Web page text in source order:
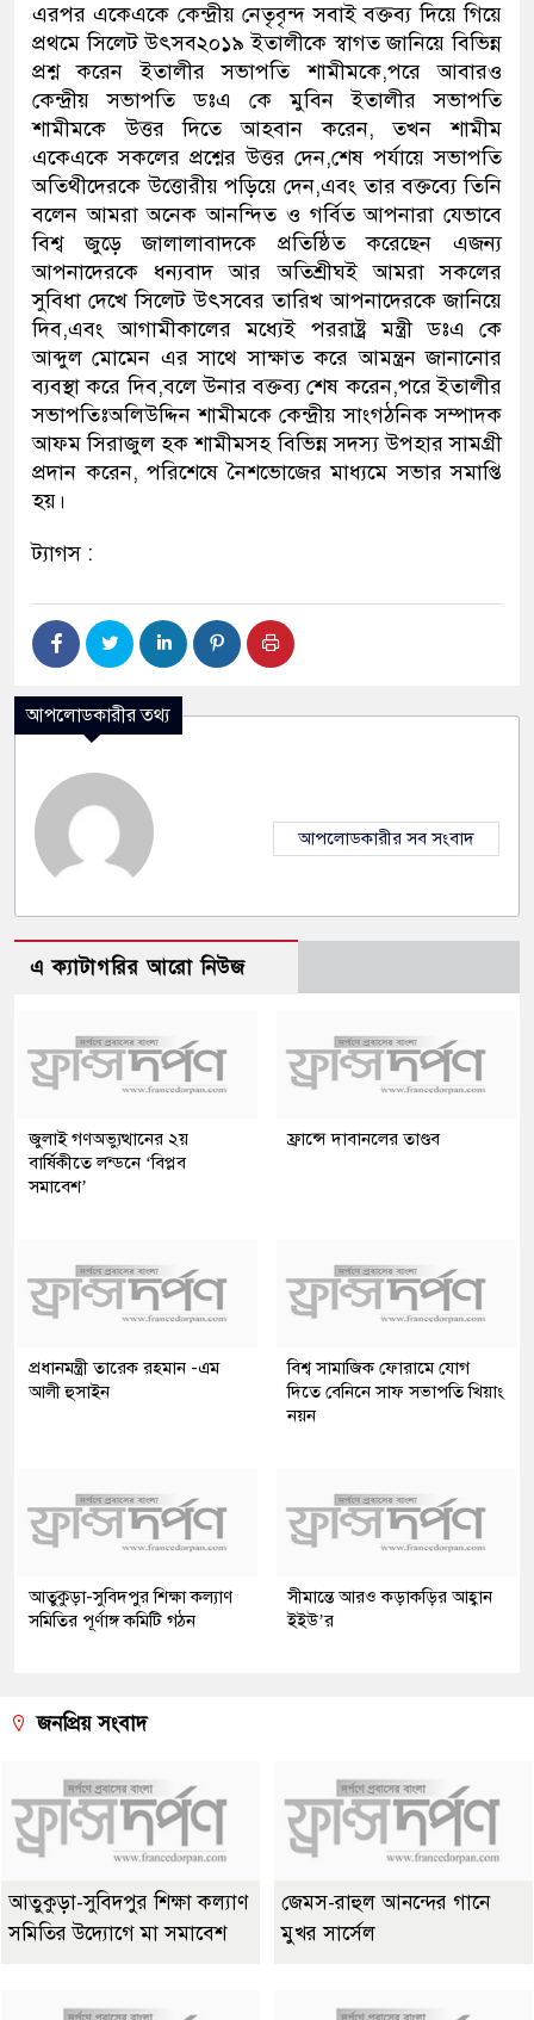
এরপর একেএকে কেন্দ্রীয় নেতৃবৃন্দ সবাই বক্তব্য দিয়ে গিয়ে
প্রথমে সিলেট উৎসব২০১৯ ইতালীকে স্বাগত জানিয়ে বিভিন্ন
প্রশ্ন করেন ইতালীর সভাপতি শামীমকে,পরে আবারও
কেন্দ্রীয় সভাপতি ডঃএ কে মুবিন ইতালীর সভাপতি
শামীমকে উত্তর দিতে আহবান করেন, তখন শামীম
একেএকে সকলের প্রশ্নের উত্তর দেন,শেষ পর্যায়ে সভাপতি
অতিথীদেরকে উত্তোরীয় পড়িয়ে দেন,এবং তার বক্তব্যে তিনি
বলেন আমরা অনেক আনন্দিত ও গর্বিত আপনারা যেভাবে
বিশ্ব জুড়ে জালালাবাদকে প্রতিষ্ঠিত করেছেন এজন্য
আপনাদেরকে ধন্যবাদ আর অতিশ্রীঘই আমরা সকলের
সুবিধা দেখে সিলেট উৎসবের তারিখ আপনাদেরকে জানিয়ে
দিব,এবং আগামীকালের মধ্যেই পররাষ্ট্র মন্ত্রী ডঃএ কে
আব্দুল মোমেন এর সাথে সাক্ষাত করে আমন্ত্রন জানানোর
ব্যবস্থা করে দিব,বলে উনার বক্তব্য শেষ করেন,পরে ইতালীর
সভাপতিঃঅলিউদ্দিন শামীমকে কেন্দ্রীয় সাংগঠনিক সম্পাদক
আফম সিরাজুল হক শামীমসহ বিভিন্ন সদস্য উপহার সামগ্রী
প্রদান করেন, পরিশেষে নৈশভোজের মাধ্যমে সভার সমাপ্তি
হয়।
ট্যাগস :
আপলোডকারীর তথ্য
আপলোডকারীর সব সংবাদ
এ ক্যাটাগরির আরো নিউজ
জুলাই গণঅভ্যুত্থানের ২য়
বার্ষিকীতে লন্ডনে ‘বিপ্লব
সমাবেশ’
ফ্রান্সে দাবানলের তাণ্ডব
প্রধানমন্ত্রী তারেক রহমান -এম
আলী হুসাইন
বিশ্ব সামাজিক ফোরামে যোগ
দিতে বেনিনে সাফ সভাপতি খিয়াং
নয়ন
আতুকুড়া-সুবিদপুর শিক্ষা কল্যাণ
সমিতির পূর্ণাঙ্গ কমিটি গঠন
সীমান্তে আরও কড়াকড়ির আহ্বান
ইইউ’র
জনপ্রিয় সংবাদ
আতুকুড়া-সুবিদপুর শিক্ষা কল্যাণ
সমিতির উদ্যোগে মা সমাবেশ
জেমস-রাহুল আনন্দের গানে
মুখর সার্সেল